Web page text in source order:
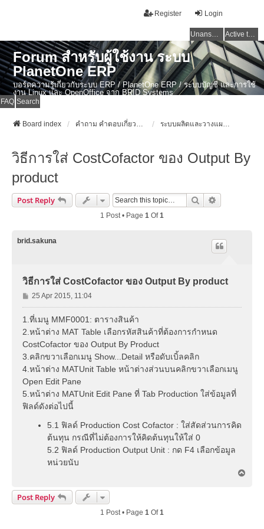
Login
Register
Unanswered topics Active topics
Forum สำหรับผู้ใช้งาน ระบบ
PlanetOne ERP
บอร์ดความรู้เกี่ยวกับระบบ ERP / PlanetOne ERP / ระบบบัญชี และการใช้
งาน Linux และ OpenOffice จาก BRID Systems
FAQ Search
Board index คำถาม คำตอบเกี่ยวกับระบบ ไทย ERP: AdvanceBusinessSystem - PlanetOne และ ERP ระบบบัญชี ระบบผลิตและวางแผนการผลิต (Manufacturing / Shop Floor Control / Production Planning)
วิธีการใส่ CostCofactor ของ Output By
product
Post Reply Search
1 Post • Page 1 Of1
brid.sakuna
วิธีการใส่ CostCofactor ของ Output By product
P
o
s
25 Apr 2015, 11:04
1.ที่เมนู MMF0001: ตารางสินค้า
2.หน้าต่าง MAT Table เลือกรหัสสินค้าที่ต้องการกำหนด
CostCofactor ของ Output By Product
3.คลิกขวาเลือกเมนู Show...Detail หรือดับเบิ้ลคลิก
4.หน้าต่าง MATUnit Table หน้าต่างส่วนบนคลิกขวาเลือกเมนู
Open Edit Pane
5.หน้าต่าง MATUnit Edit Pane ที่ Tab Production ใส่ข้อมูลที่
ฟิลด์ดังต่อไปนี้
5.1 ฟิลด์ Production Cost Cofactor : ใส่สัดส่วนการคิด
ต้นทุน กรณีที่ไม่ต้องการให้คิดต้นทุนให้ใส่ 0
5.2 ฟิลด์ Production Output Unit : กด F4 เลือกข้อมูล
หน่วยนับ
Post Reply
1 Post • Page 1 Of1